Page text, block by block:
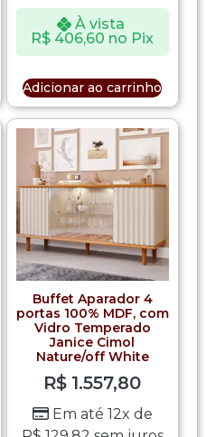
À vista
R$ 406,60 no Pix
Adicionar ao carrinho
Buffet Aparador 4
portas 100% MDF, com
Vidro Temperado
Janice Cimol
Nature/off White
R$ 1.557,80
Em até 12x de